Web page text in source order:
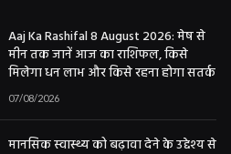
Aaj Ka Rashifal 8 August 2026: मेष से
मीन तक जानें आज का राशिफल, किसे
मिलेगा धन लाभ और किसे रहना होगा सतर्क
07/08/2026
मानसिक स्वास्थ्य को बढ़ावा देने के उद्देश्य से